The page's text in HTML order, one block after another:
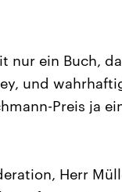
nur ein Buch,
und
Preis ja
Herr